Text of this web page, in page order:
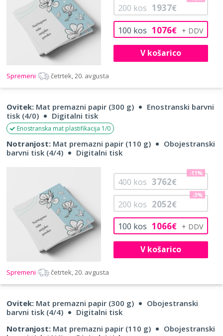
100 kos 1076€
200 kos 1937€
V košarico
Spremeni četrtek, 20. avgusta
Ovitek: Mat premazni papir (300 g)
Enostranski barvni
tisk (4/0)
Digitalni tisk
Enostranska mat plastifikacija 1/0
Notranjost: Mat premazni papir (110 g)
Obojestranski
barvni tisk (4/4)
Digitalni tisk
100 kos 1066€
200 kos 2052€
-3%
400 kos 3762€
-11%
V košarico
Spremeni četrtek, 20. avgusta
Ovitek: Mat premazni papir (300 g)
Obojestranski
barvni tisk (4/4)
Digitalni tisk
Notranjost: Mat premazni papir (110 g)
Obojestranski